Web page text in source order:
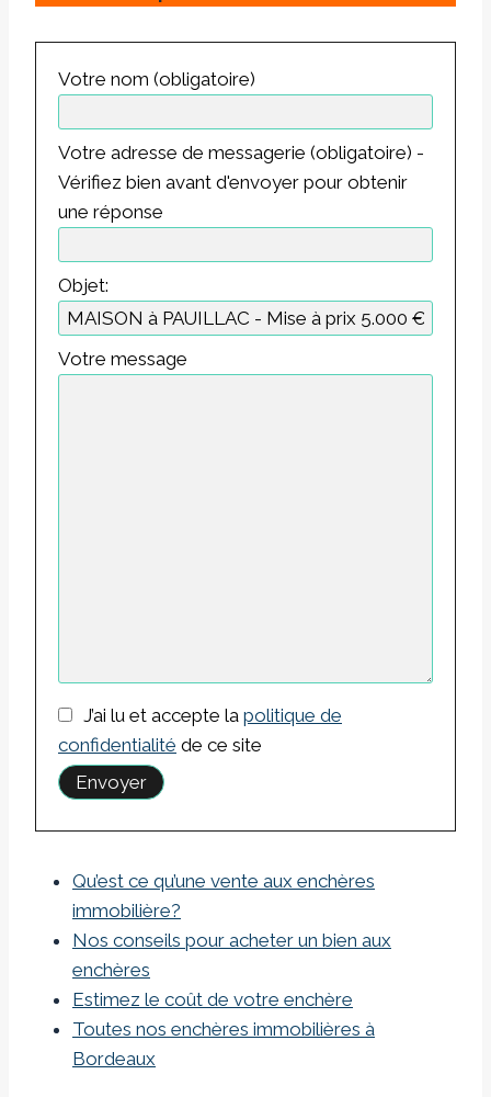
Votre nom (obligatoire)
Votre adresse de messagerie (obligatoire) -
Vérifiez bien avant d'envoyer pour obtenir
une réponse
Objet:
Votre message
J’ai lu et accepte la politique de
confidentialité de ce site
Qu’est ce qu’une vente aux enchères
immobilière?
Nos conseils pour acheter un bien aux
enchères
Estimez le coût de votre enchère
Toutes nos enchères immobilières à
Bordeaux